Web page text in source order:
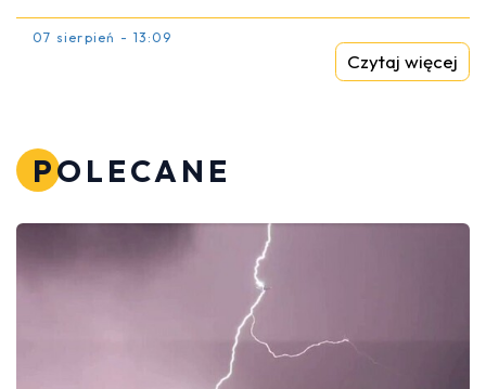
07 sierpień - 13:09
Czytaj więcej
POLECANE